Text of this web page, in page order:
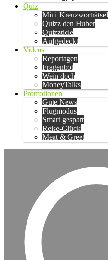
Quiz
Mini-Kreuzworträtsel
Quizz den Huber
Quizzticle
Aufgedeckt
Videos
Reportagen
Fragenbot
Wein doch
MoneyTalks
Promotionen
Gute News
Flugmodus
Smart gespart
Reise-Glück
Meat & Greet